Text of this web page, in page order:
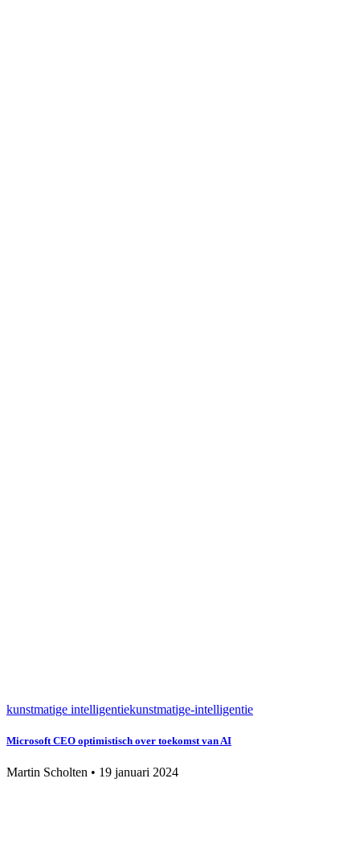
kunstmatige intelligentiekunstmatige-intelligentie
Microsoft CEO optimistisch over toekomst van AI
Martin Scholten • 19 januari 2024